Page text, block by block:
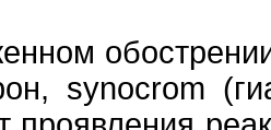
обострении
synocrom